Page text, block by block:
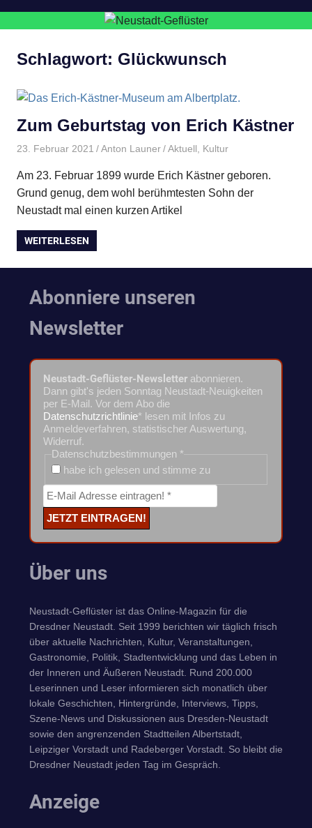
Schlagwort: Glückwunsch
Zum Geburtstag von Erich Kästner
23. Februar 2021 Anton Launer Aktuell Kultur
Am 23. Februar 1899 wurde Erich Kästner geboren.
Grund genug, dem wohl berühmtesten Sohn der
Neustadt mal einen kurzen Artikel
WEITERLESEN
Abonniere unseren
Newsletter
Neustadt-Geflüster-Newsletter abonnieren.
Dann gibt's jeden Sonntag Neustadt-Neuigkeiten
per E-Mail. Vor dem Abo die
Datenschutzrichtlinie* lesen mit Infos zu
Anmeldeverfahren, statistischer Auswertung,
Widerruf.
Datenschutzbestimmungen *
habe ich gelesen und stimme zu
Über uns
Neustadt-Geflüster ist das Online-Magazin für die
Dresdner Neustadt. Seit 1999 berichten wir täglich frisch
über aktuelle Nachrichten, Kultur, Veranstaltungen,
Gastronomie, Politik, Stadtentwicklung und das Leben in
der Inneren und Äußeren Neustadt. Rund 200.000
Leserinnen und Leser informieren sich monatlich über
lokale Geschichten, Hintergründe, Interviews, Tipps,
Szene-News und Diskussionen aus Dresden-Neustadt
sowie den angrenzenden Stadtteilen Albertstadt,
Leipziger Vorstadt und Radeberger Vorstadt. So bleibt die
Dresdner Neustadt jeden Tag im Gespräch.
Anzeige